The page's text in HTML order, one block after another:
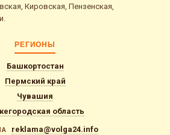
Кировская, Пензенская,
РЕГИОНЫ
Башкортостан
Пермский край
Чувашия
область
reklama@volga24.info